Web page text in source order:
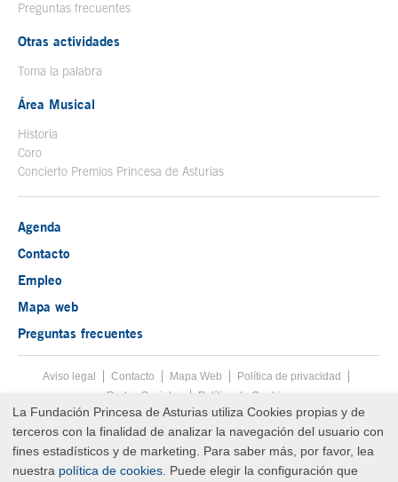
Preguntas frecuentes
Otras actividades
Toma la palabra
Área Musical
Historia
Coro
Concierto Premios Princesa de Asturias
Agenda
Contacto
Empleo
Mapa web
Preguntas frecuentes
Menú pie
Aviso legal Tecla de acceso 8
Contacto Mapa Web
Política de privacidad
Redes Sociales
Política de Cookies
Fin menú pie
© Copyright Sun Aug 09 14:41:41 UTC 2026 Fundación Princesa de
Asturias
La Fundación Princesa de Asturias utiliza Cookies propias y de
terceros con la finalidad de analizar la navegación del usuario con
fines estadísticos y de marketing. Para saber más, por favor, lea
nuestra política de cookies . Puede elegir la configuración que